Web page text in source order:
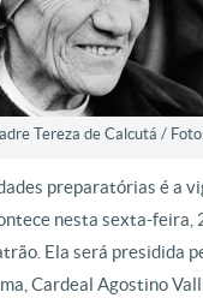
Tereza de Calcutá /
preparatórias é a
nesta sexta-feira,
Ela será presidida
Cardeal Agostino